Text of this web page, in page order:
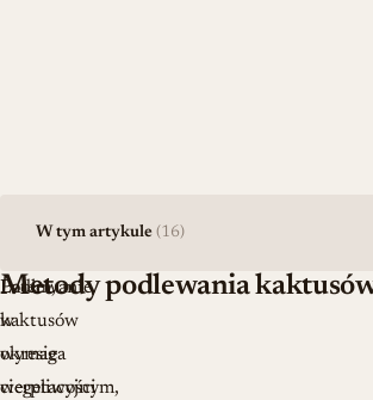
W tym artykule (16)
Podlewanie
kaktusów
wymaga
cierpliwości
Latem,
w
okresie
wegetacyjnym,
Metody podlewania